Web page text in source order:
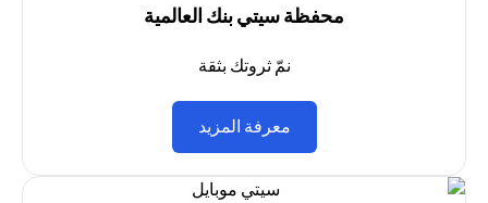
محفظة سيتي بنك العالمية
نمّ ثروتك بثقة
معرفة المزيد